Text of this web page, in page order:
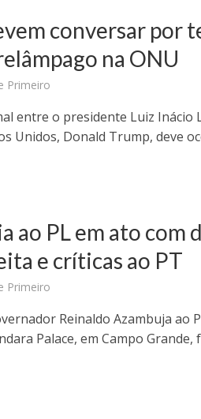
conversar por
na ONU
Primeiro
entre o presidente Luiz Inácio
Unidos, Donald Trump, deve
ao PL em ato com
e críticas ao PT
Primeiro
Reinaldo Azambuja ao
Palace, em Campo